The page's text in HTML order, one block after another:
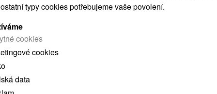
POKRAČOVAT
skutečná délka cesty může být jiná.
typy cookies potřebujeme vaše povolení.
cookies
cookies
data